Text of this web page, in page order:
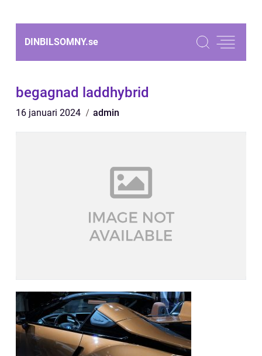
DINBILSOMNY.se
begagnad laddhybrid
16 januari 2024 admin